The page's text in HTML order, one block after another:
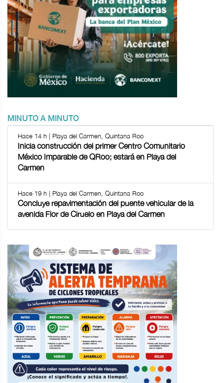
MINUTO A MINUTO
Hace 14 h | Playa del Carmen, Quintana Roo
Inicia construcción del primer Centro Comunitario
México Imparable de QRoo; estará en Playa del
Carmen
Hace 19 h | Playa del Carmen, Quintana Roo
Concluye repavimentación del puente vehicular de la
avenida Flor de Ciruelo en Playa del Carmen